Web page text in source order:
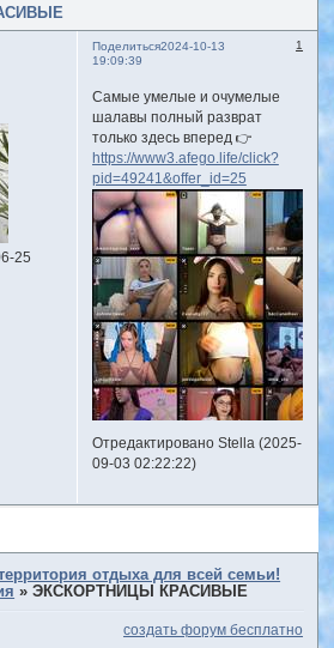
Поделиться 1
2024-10-13
19:09:39
25
Самые умелые и очумелые
шалавы полный разврат
только здесь вперед 👉
https://www3.afego.life/click?
pid=49241&offer_id=25
Отредактировано Stella (2025-
09-03 02:22:22)
отдыха для всей семьи!
»ЭКСКОРТНИЦЫ КРАСИВЫЕ
создать форум бесплатно